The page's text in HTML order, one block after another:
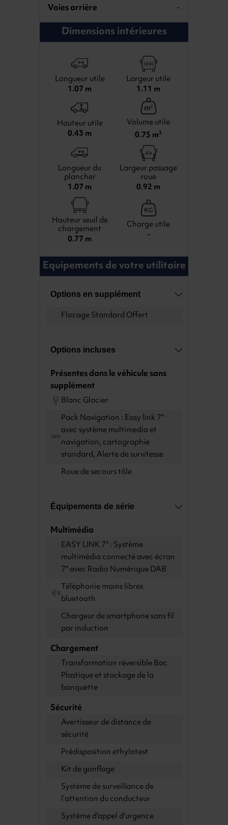
Voies arrière -
Dimensions intérieures
Longueur utile
1.07 m
Largeur utile
1.11 m
Hauteur utile
0.43 m
Volume utile
0.75 m3
Longueur du
plancher
1.07 m
Largeur passage
roue
0.92 m
Hauteur seuil de
chargement
0.77 m
Charge utile
-
Equipements de votre utilitaire
Options en supplément
Flocage Standard Offert
Options incluses
Présentes dans le véhicule sans
supplément
Blanc Glacier
Pack Navigation : Easy link 7''
avec système multimedia et
navigation, cartographie
standard, Alerte de survitesse
Roue de secours tôle
Équipements de série
Multimédia
EASY LINK 7" : Système
multimédia connecté avec écran
7" avec Radio Numérique DAB
Téléphonie mains libres
bluetooth
Chargeur de smartphone sans fil
par induction
Chargement
Transformation réversible Bac
Plastique et stockage de la
banquette
Sécurité
Avertisseur de distance de
sécurité
Prédisposition ethylotest
Kit de gonflage
Système de surveillance de
l’attention du conducteur
Système d'appel d'urgence